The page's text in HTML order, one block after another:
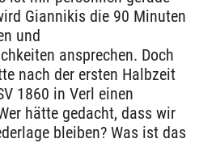
Giannikis die 90 Minuten
und
ansprechen. Doch
nach der ersten Halbzeit
1860 in Verl einen
hätte gedacht, dass wir
bleiben? Was ist das